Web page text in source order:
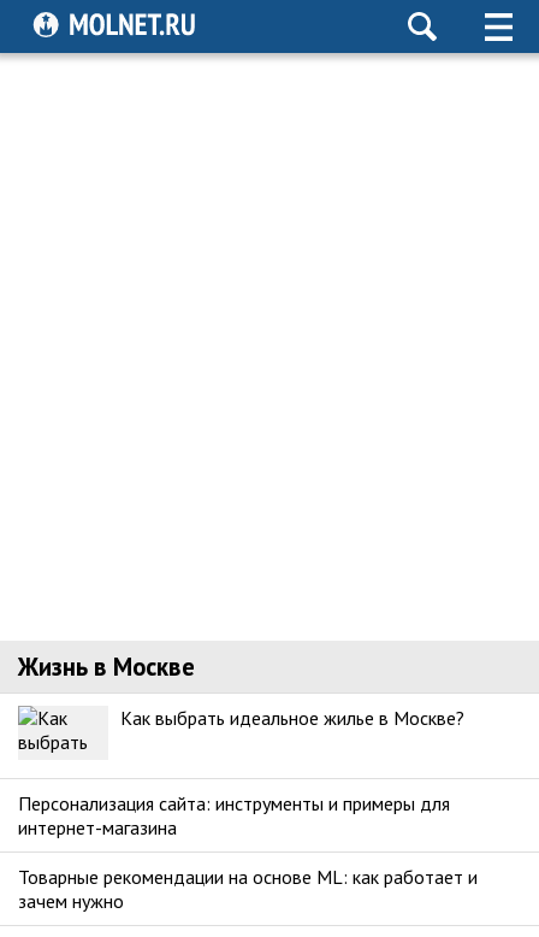
Жизнь в Москве
Как выбрать идеальное жилье в Москве?
Персонализация сайта: инструменты и примеры для
интернет-магазина
Товарные рекомендации на основе ML: как работает и
зачем нужно